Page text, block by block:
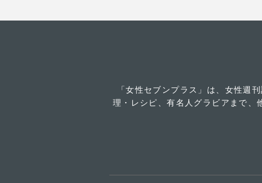
「女性セブンプラス」は、女性週
理・レシピ、有名人グラビアまで